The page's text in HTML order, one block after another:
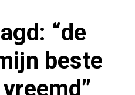
“de
beste